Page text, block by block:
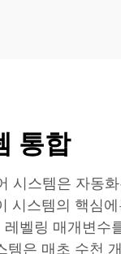
통합
시스템은 자동
시스템의 핵심
벨링 매개변수
템은 매초 수천